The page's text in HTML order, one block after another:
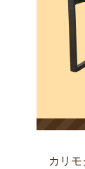
カリ